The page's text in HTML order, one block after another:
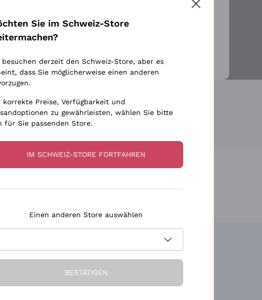
Biondi Santi
Argiolas
Zenato
Ca' dei Frati
Chardonnay
Die Firma Brauchen Sie Hilfe?
finden Sie in unserem Datenschutz-Bestimmungen
Sie im Schweiz-Store
besuchen derzeit den Schweiz-Store, aber es
dass Sie möglicherweise einen anderen
korrekte Preise, Verfügbarkeit und
zu gewährleisten, wählen Sie bitte
für Sie passenden Store.
IM SCHWEIZ-STORE FORTFAHREN
Einen anderen Store auswählen
BESTÄTIGEN